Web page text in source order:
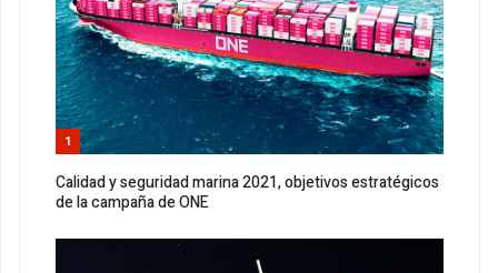
1
Calidad y seguridad marina 2021, objetivos estratégicos
de la campaña de ONE